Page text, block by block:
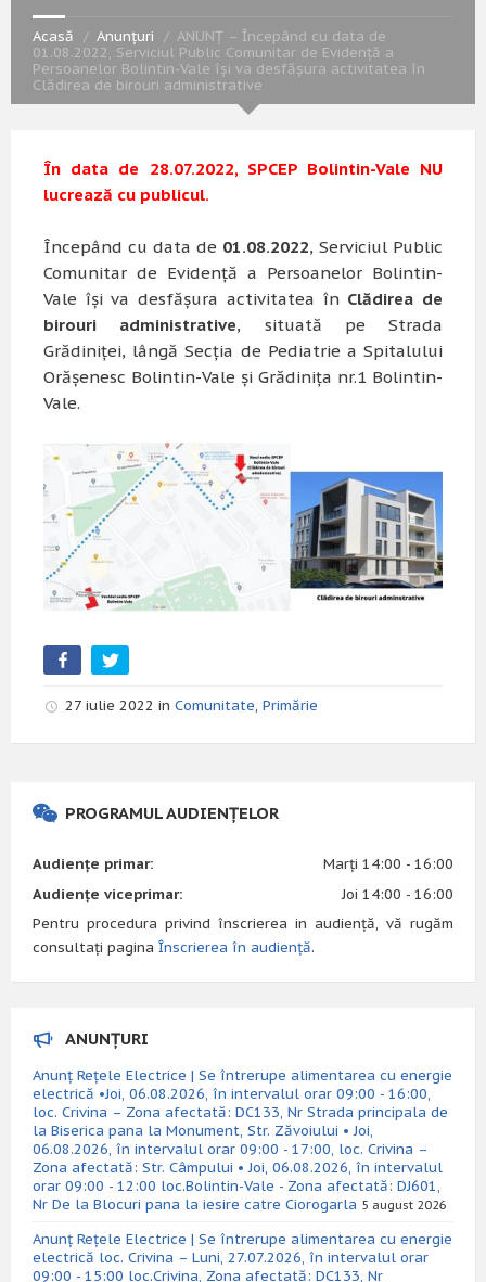
Acasă Anunțuri
ANUNȚ – Începând cu data de
01.08.2022, Serviciul Public Comunitar de Evidență a
Persoanelor Bolintin-Vale își va desfășura activitatea în
Clădirea de birouri administrative
În data de 28.07.2022, SPCEP Bolintin-Vale NU
lucrează cu publicul.
Începând cu data de 01.08.2022, Serviciul Public
Comunitar de Evidență a Persoanelor Bolintin-
Vale își va desfășura activitatea în Clădirea de
birouri administrative, situată pe Strada
Grădiniței, lângă Secția de Pediatrie a Spitalului
Orășenesc Bolintin-Vale și Grădinița nr.1 Bolintin-
Vale.
27 iulie 2022 in Comunitate, Primărie
PROGRAMUL AUDIENȚELOR
Audiențe primar:
Marți 14:00 - 16:00
Audiențe viceprimar:
Joi 14:00 - 16:00
Pentru procedura privind înscrierea in audiență, vă rugăm
consultați pagina Înscrierea în audiență.
ANUNȚURI
Anunț Rețele Electrice | Se întrerupe alimentarea cu energie
electrică •Joi, 06.08.2026, în intervalul orar 09:00 - 16:00,
loc. Crivina – Zona afectată: DC133, Nr Strada principala de
la Biserica pana la Monument, Str. Zăvoiului • Joi,
06.08.2026, în intervalul orar 09:00 - 17:00, loc. Crivina –
Zona afectată: Str. Câmpului • Joi, 06.08.2026, în intervalul
orar 09:00 - 12:00 loc.Bolintin-Vale - Zona afectată: DJ601,
Nr De la Blocuri pana la iesire catre Ciorogarla 5 august 2026
Anunț Rețele Electrice | Se întrerupe alimentarea cu energie
electrică loc. Crivina – Luni, 27.07.2026, în intervalul orar
09:00 - 15:00 loc.Crivina, Zona afectată: DC133, Nr